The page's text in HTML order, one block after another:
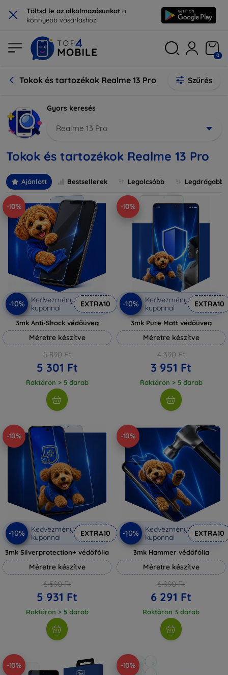
× Töltsd le az alkalmazásunkat a
könnyebb vásárláshoz.
0
Tokok és tartozékok Realme 13 Pro Szűrés
Gyors keresés
Realme 13 Pro
Tokok és tartozékok Realme 13 Pro
Ajánlott Bestsellerek Legolcsóbb Legdrágabb
-10%
-10%
Kedvezmény
kuponnal
EXTRA10
3mk Anti-Shock védőüveg
Méretre készítve
5 890 Ft
5 301 Ft
Raktáron > 5 darab
-10%
-10%
Kedvezmény
kuponnal
EXTRA10
3mk Pure Matt védőüveg
Méretre készítve
4 390 Ft
3 951 Ft
Raktáron > 5 darab
-10%
-10%
Kedvezmény
kuponnal
EXTRA10
3mk Silverprotection+ védőfólia
Méretre készítve
6 590 Ft
5 931 Ft
Raktáron > 5 darab
-10%
-10%
Kedvezmény
kuponnal
EXTRA10
3mk Hammer védőfólia
Méretre készítve
6 990 Ft
6 291 Ft
Raktáron 3 darab
-10% -10%